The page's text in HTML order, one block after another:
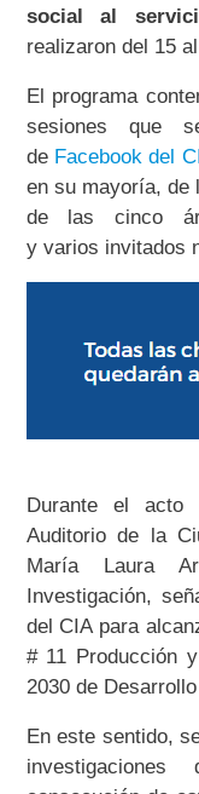
social al
realizaron del 15
El programa
sesiones que
de Facebook del
en su mayoría, de
de las cinco
y varios invitados
Durante el acto
Auditorio de la
María Laura
Investigación,
del CIA para
# 11 Producción
2030 de
En este sentido,